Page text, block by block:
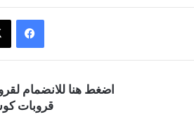
فيسبوك
اضغط هنا للانضمام
قروبات